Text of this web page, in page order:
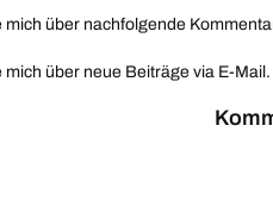
mich über nachfolgende
mich über neue Beiträge via E-Mail.